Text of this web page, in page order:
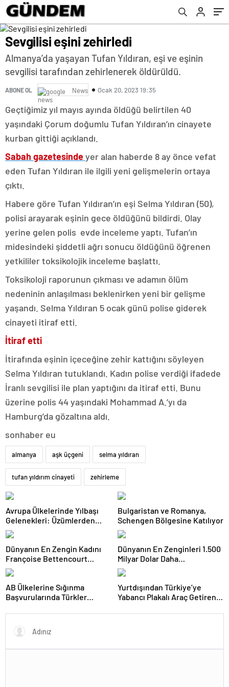
Sevgilisi eşini zehirledi
Almanya’da yaşayan Tufan Yıldıran, eşi ve eşinin
sevgilisi tarafından zehirlenerek öldürüldü.
ABONE OL News Ocak 20, 2023 19:35
Geçtiğimiz yıl mayıs ayında öldüğü belirtilen 40
yaşındaki Çorum doğumlu Tufan Yıldıran’ın cinayete
kurban gittiği açıklandı.
Sabah gazetesindeyer alan haberde 8 ay önce vefat
eden Tufan Yıldıran ile ilgili yeni gelişmelerin ortaya
çıktı.
Habere göre Tufan Yıldıran’ın eşi Selma Yıldıran (50),
polisi arayarak eşinin gece öldüğünü bildirdi. Olay
yerine gelen polis evde inceleme yaptı. Tufan’ın
midesindeki şiddetli ağrı sonucu öldüğünü öğrenen
yetkililer toksikolojik inceleme başlattı.
Toksikoloji raporunun çıkması ve adamın ölüm
nedeninin anlaşılması beklenirken yeni bir gelişme
yaşandı. Selma Yıldıran 5 ocak günü polise giderek
cinayeti itiraf etti.
İtiraf etti
İtirafında eşinin içeceğine zehir kattığını söyleyen
Selma Yıldıran tutuklandı. Kadın polise verdiği ifadede
İranlı sevgilisi ile plan yaptığını da itiraf etti. Bunu
üzerine polis 44 yaşındaki Mohammad A.’yı da
Hamburg’da gözaltına aldı.
sonhaber eu
almanya aşk üçgeni selma yıldıran
tufan yıldırım cinayeti zehirleme
Avrupa Ülkelerinde Yılbaşı
Gelenekleri: Üzümlerden
Ayakkabı Atmaya
Bulgaristan ve Romanya,
Schengen Bölgesine Katılıyor
Dünyanın En Zengin Kadını
Françoise Bettencourt
Meyers Kimdir?
Dünyanın En Zenginleri 1.500
Milyar Dolar Daha
Zenginleşti: Elon Musk Yine
Zirvede!
AB Ülkelerine Sığınma
Başvurularında Türkler
Yurtdışından Türkiye’ye
Yabancı Plakalı Araç Getiren